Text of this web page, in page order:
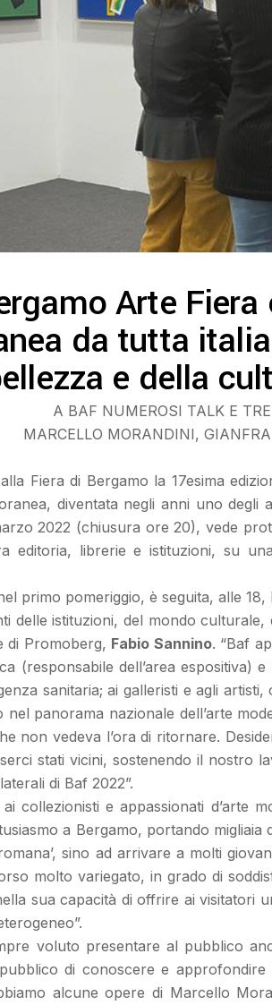
Arte
da tutta
e della
A BAF NUMEROSI TALK E
MARCELLO MORANDINI,
Fiera di Bergamo la 17esima
diventata negli anni uno
2022 (chiusura ore 20), vede
editoria, librerie e istituzioni, su
primo pomeriggio, è seguita, alle 18,
delle istituzioni, del mondo
di Promoberg, Fabio Sannino. “Baf
(responsabile dell’area
sanitaria; ai galleristi e agli
nel panorama nazionale dell’arte
non vedeva l’ora di ritornare.
stati vicini, sostenendo il nostro
di Baf 2022”.
collezionisti e appassionati d’arte
a Bergamo, portando
sino ad arrivare a molti
molto variegato, in grado di
sua capacità di offrire ai visitatori
voluto presentare al pubblico
di conoscere e
alcune opere di Marcello